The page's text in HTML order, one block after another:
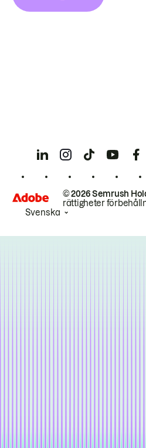
© 2026 Semrush
rättigheter
Svenska